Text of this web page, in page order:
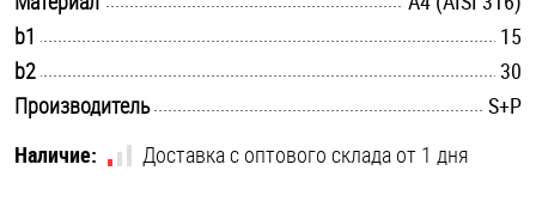
Хомуты
Шпильки
Шплинты
b1
15
b2
30
Производитель
S+P
Наличие:
Доставка с оптового склада от 1 дня